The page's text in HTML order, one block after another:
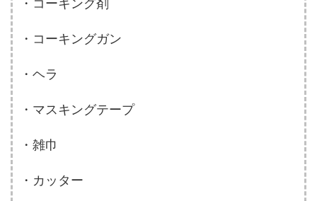
・コーキング剤
・コーキングガン
・ヘラ
・マスキングテープ
・雑巾
・カッター